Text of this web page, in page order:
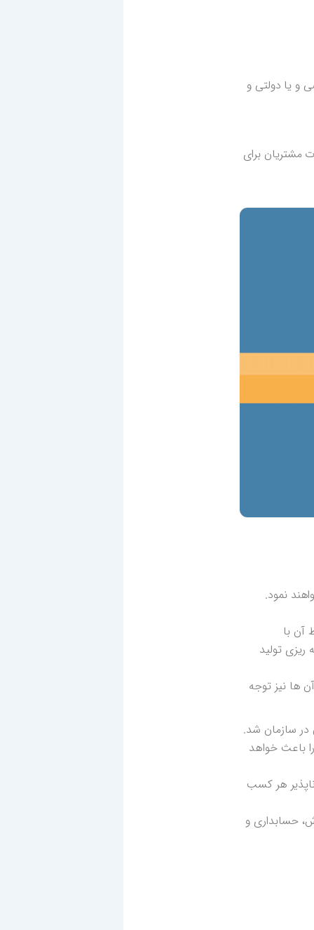
و یا دولتی و
مشتریان برای
نمود.
آن با
ریزی تولید
ها نیز توجه
در سازمان شد.
باعث خواهد
هر کسب
حسابداری و